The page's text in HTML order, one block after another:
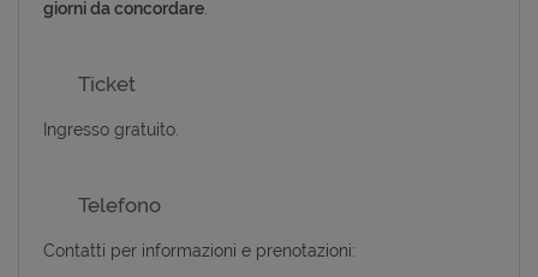
giorni da concordare.
Ticket
Ingresso gratuito.
Telefono
Contatti per informazioni e prenotazioni: